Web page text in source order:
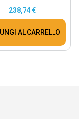
238,74 €
AL CARRELLO